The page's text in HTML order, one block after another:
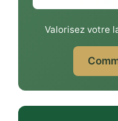
Valorisez votre